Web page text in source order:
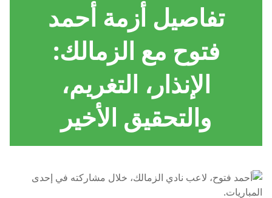
تفاصيل أزمة أحمد
فتوح مع الزمالك:
الإنذار، التغريم،
والتحقيق الأخير